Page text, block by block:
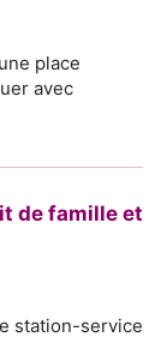
place
avec
de famille et
station-service